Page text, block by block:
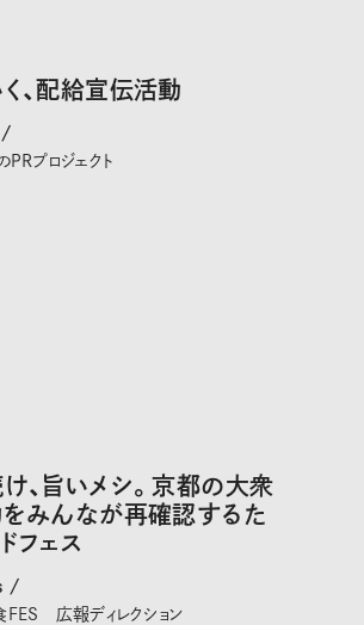
、配給宣伝活動
/
PRプロジェクト
、旨いメシ。京都の大衆
みんなが再確認するた
フェス
/
広報ディレクション